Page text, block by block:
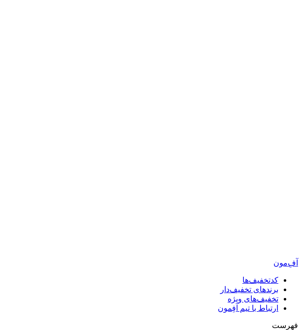
آفِ‌مون
کدتخفیف‌ها
برندهای تخفیف‌دار
تخفیف‌های ویژه
ارتباط با تیم آفِمون
فهرست